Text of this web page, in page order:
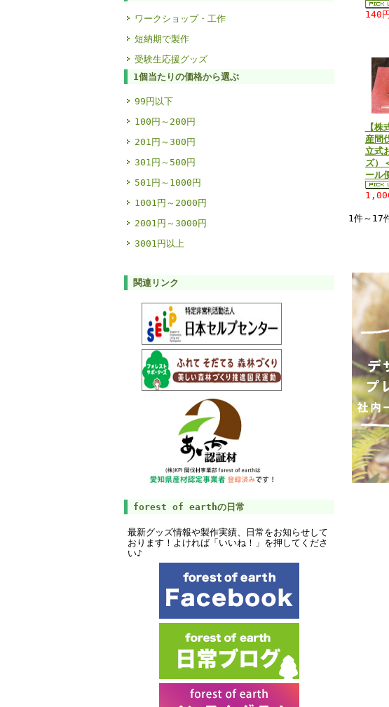
ワークショップ・工作
短納期で製作
受験生応援グッズ
1個当たりの価格から選ぶ
99円以下
100円～200円
201円～300円
301円～500円
501円～1000円
1001円～2000円
2001円～3000円
3001円以上
関連リンク
forest of earthの日常
最新グッズ情報や製作実績、日常をお知らせして
おります！よければ「いいね！」を押してくださ
い♪
140
【
産間
立式
ズ）
ール
1件～17